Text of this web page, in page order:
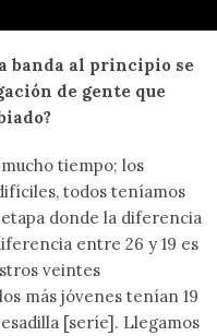
banda al principio se
de gente que
tiempo; los
todos teníamos
donde la diferencia
entre 26 y 19 es
veintes
más jóvenes tenían 19
[seríe]. Llegamos